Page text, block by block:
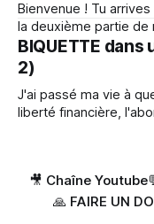
dure au moins deux
autres). C'est
Bienvenue ! Tu arrives probablement ici après avoir regardé
la deuxième partie de
l'abondance.
t'aura inspiré quelque chose
visite ici, sache
BIQUETTE dans
2)
J'ai passé ma vie à
liberté financière,
🎥 Chaîne Youtube
🙏 FAIRE UN